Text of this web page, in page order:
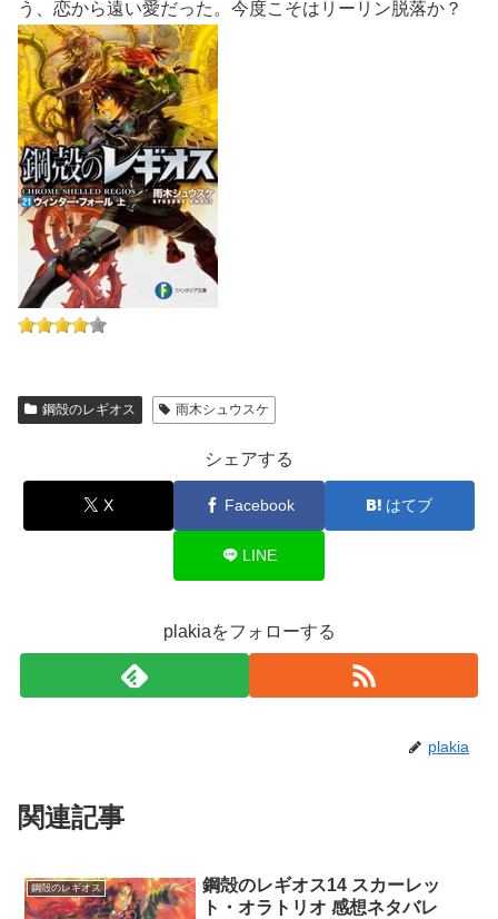
う、恋から遠い愛だった。今度こそはリーリン脱落か？
鋼殻のレギオス 雨木シュウスケ
シェアする
X Facebook はてブ
LINE
plakiaをフォローする
plakia
関連記事
鋼殻のレギオス
鋼殻のレギオス14 スカーレッ
ト・オラトリオ 感想ネタバレ